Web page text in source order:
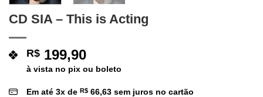
CD SIA – This is Acting
R$ 199,90
à vista no pix ou boleto
Em até 3x de R$ 66,63 sem juros no cartão